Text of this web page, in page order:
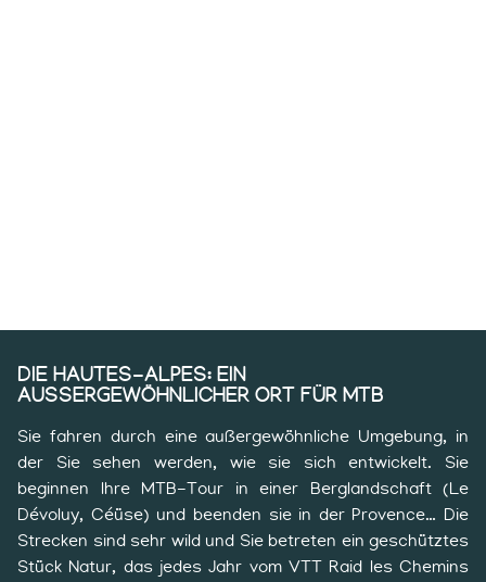
DIE HAUTES-ALPES: EIN
AUSSERGEWÖHNLICHER ORT FÜR MTB
Sie fahren durch eine außergewöhnliche Umgebung, in
der Sie sehen werden, wie sie sich entwickelt. Sie
beginnen Ihre MTB-Tour in einer Berglandschaft (Le
Dévoluy, Céüse) und beenden sie in der Provence… Die
Strecken sind sehr wild und Sie betreten ein geschütztes
Stück Natur, das jedes Jahr vom VTT Raid les Chemins